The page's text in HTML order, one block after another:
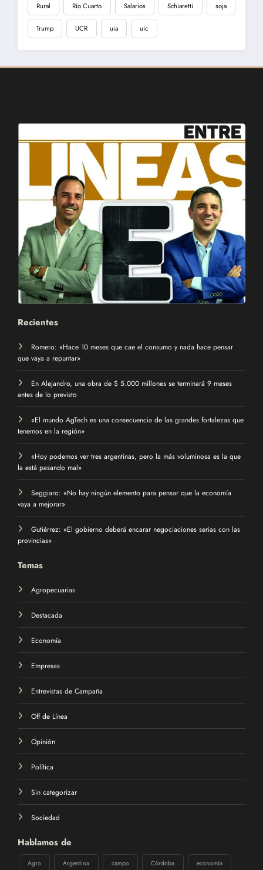
Rural Río Cuarto Salarios Schiaretti soja
Trump UCR uia uic
Recientes
Romero: «Hace 10 meses que cae el consumo y nada hace pensar
que vaya a repuntar»
En Alejandro, una obra de $ 5.000 millones se terminará 9 meses
antes de lo previsto
«El mundo AgTech es una consecuencia de las grandes fortalezas que
tenemos en la región»
«Hoy podemos ver tres argentinas, pero la más voluminosa es la que
la está pasando mal»
Seggiaro: «No hay ningún elemento para pensar que la economía
vaya a mejorar»
Gutiérrez: «El gobierno deberá encarar negociaciones serias con las
provincias»
Temas
Agropecuarias
Destacada
Economía
Empresas
Entrevistas de Campaña
Off de Línea
Opinión
Política
Sin categorizar
Sociedad
Hablamos de
Agro Argentina campo Córdoba economía